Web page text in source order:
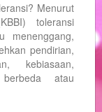
Menurut
toleransi
menenggang,
pendirian,
kebiasaan,
atau